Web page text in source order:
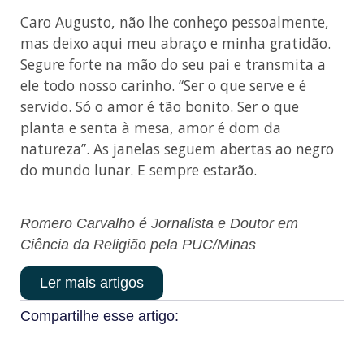
Caro Augusto, não lhe conheço pessoalmente,
mas deixo aqui meu abraço e minha gratidão.
Segure forte na mão do seu pai e transmita a
ele todo nosso carinho. “Ser o que serve e é
servido. Só o amor é tão bonito. Ser o que
planta e senta à mesa, amor é dom da
natureza”. As janelas seguem abertas ao negro
do mundo lunar. E sempre estarão.
Romero Carvalho é Jornalista e Doutor em
Ciência da Religião pela PUC/Minas
Ler mais artigos
Compartilhe esse artigo: